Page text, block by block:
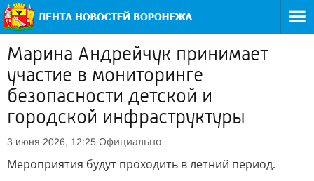
Марина Андрейчук принимает
участие в мониторинге
безопасности детской и
городской инфраструктуры
3 июня 2026, 12:25 Официально
Мероприятия будут проходить в летний период.